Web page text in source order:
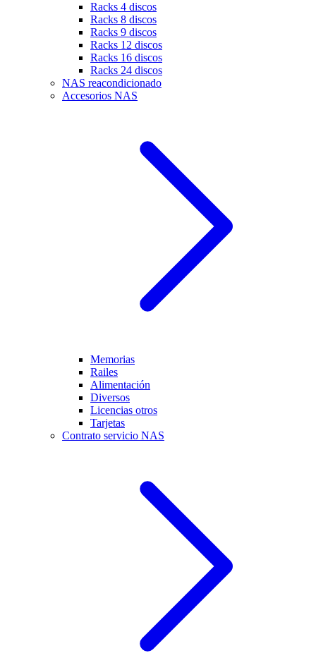
Racks 4 discos
Racks 8 discos
Racks 9 discos
Racks 12 discos
Racks 16 discos
Racks 24 discos
NAS reacondicionado
Accesorios NAS
Memorias
Railes
Alimentación
Diversos
Licencias otros
Tarjetas
Contrato servicio NAS